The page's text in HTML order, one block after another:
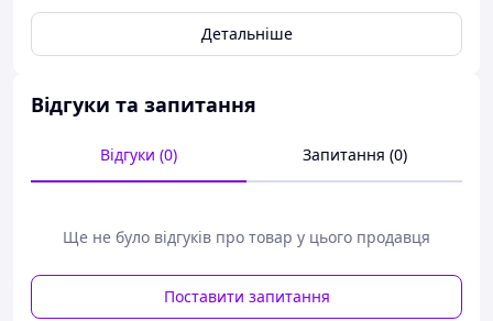
Строп для переміщення та позиціонування на деревах,
зі сталевим сердечником для зниження ризику
перепилювання при роботі з пилкою на дереві, що
Діаметр готового виробу – 12 мм, довжина 3м;
подвійному обплетенні поліамідною ниткою;
Ергономічний алюмінієвий кулачковий
Захисна оболонка з ПВХ;
Відповідає ДСТУ EN 358:2017
Виробник Україна.
Детальніше
Відгуки та запитання
Відгуки (0) Запитання (0)
Ще не було відгуків про товар у цього продавця
Поставити запитання